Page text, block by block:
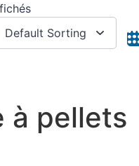
à pellets